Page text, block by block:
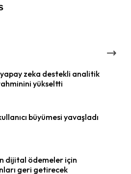
zeka destekli analitik
yükseltti
büyümesi yavaşladı
dijital ödemeler için
geri getirecek